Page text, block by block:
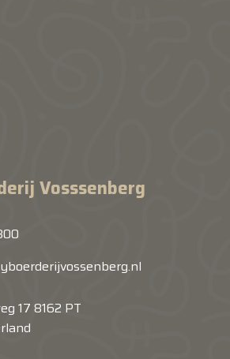
Vosssenberg
17 8162 PT